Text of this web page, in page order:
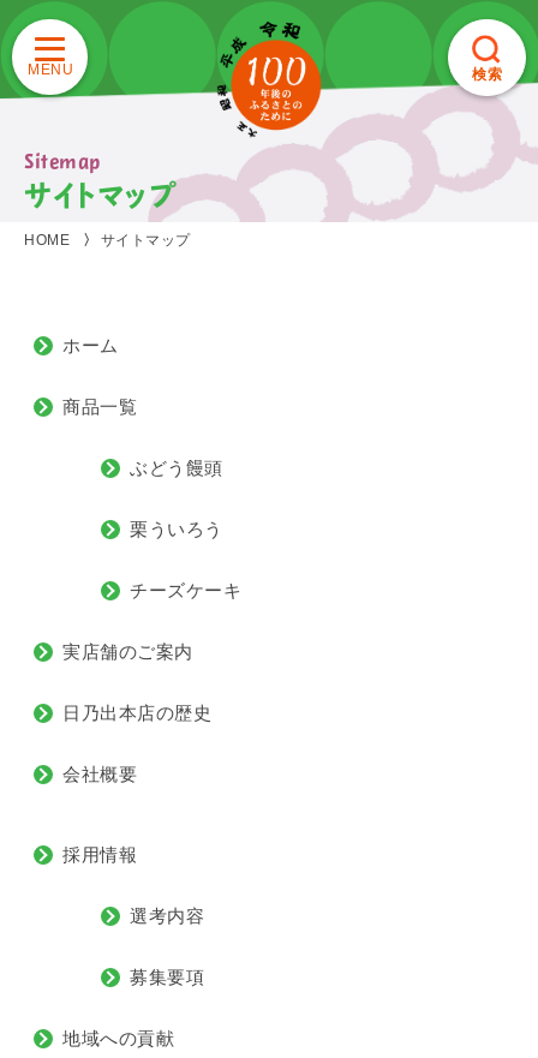
検索
Sitemap
サイトマップ
HOME サイトマップ
ホーム
商品一覧
ぶどう饅頭
栗ういろう
チーズケーキ
実店舗のご案内
日乃出本店の歴史
会社概要
採用情報
選考内容
募集要項
地域への貢献